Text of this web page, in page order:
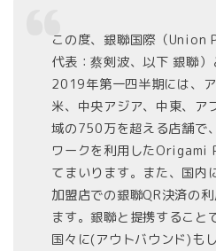
この度、銀聯国際（
代表：蔡剣波、以下 銀聯）
2019年第一四半期には、
米、中央アジア、中東、ア
域の750万を超える店舗で
ワークを利用したOrigami
てまいります。また、国
加盟店での銀聯QR決済の
ます。銀聯と提携すること
国々に(アウトバウンド)も